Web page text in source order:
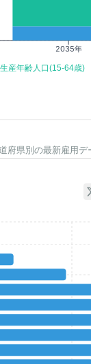
2035年
生産年齢人口(15-64歳)
府県別の最新雇用デ